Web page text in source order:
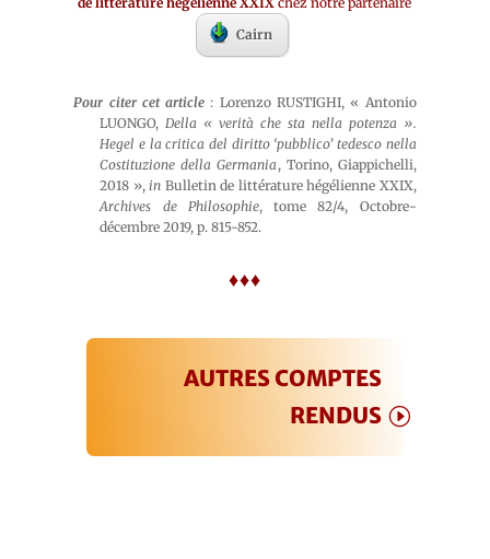
Cairn
Pour citer cet article : Lorenzo RUSTIGHI, « Antonio
LUONGO,Della « verità che sta nella potenza ».
Hegel e la critica del diritto ‘pubblico’ tedesco nella
Costituzione della Germania, Torino, Giappichelli,
2018 »,in Bulletin de littérature hégélienne XXIX,
Archives de Philosophie, tome 82/4, Octobre-
décembre 2019, p. 815-852.
♦♦♦
AUTRES COMPTES
RENDUS